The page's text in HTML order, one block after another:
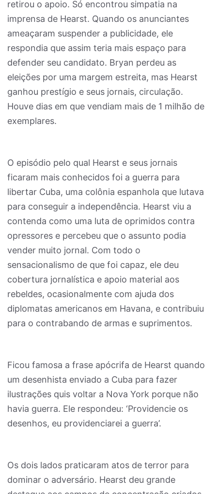
retirou o apoio. Só encontrou simpatia na
imprensa de Hearst. Quando os anunciantes
ameaçaram suspender a publicidade, ele
respondia que assim teria mais espaço para
defender seu candidato. Bryan perdeu as
eleições por uma margem estreita, mas Hearst
ganhou prestígio e seus jornais, circulação.
Houve dias em que vendiam mais de 1 milhão de
exemplares.
O episódio pelo qual Hearst e seus jornais
ficaram mais conhecidos foi a guerra para
libertar Cuba, uma colônia espanhola que lutava
para conseguir a independência. Hearst viu a
contenda como uma luta de oprimidos contra
opressores e percebeu que o assunto podia
vender muito jornal. Com todo o
sensacionalismo de que foi capaz, ele deu
cobertura jornalística e apoio material aos
rebeldes, ocasionalmente com ajuda dos
diplomatas americanos em Havana, e contribuiu
para o contrabando de armas e suprimentos.
Ficou famosa a frase apócrifa de Hearst quando
um desenhista enviado a Cuba para fazer
ilustrações quis voltar a Nova York porque não
havia guerra. Ele respondeu: ‘Providencie os
desenhos, eu providenciarei a guerra’.
Os dois lados praticaram atos de terror para
dominar o adversário. Hearst deu grande